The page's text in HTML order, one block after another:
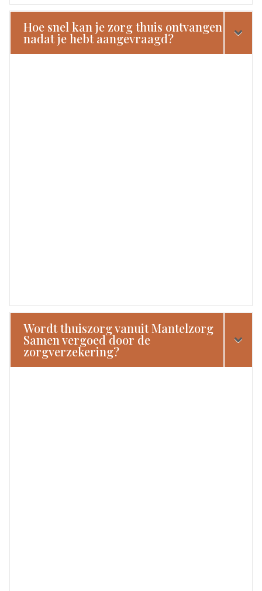
Hoe snel kan je zorg thuis ontvangen
nadat je hebt aangevraagd?
Wordt thuiszorg vanuit Mantelzorg
Samen vergoed door de
zorgverzekering?